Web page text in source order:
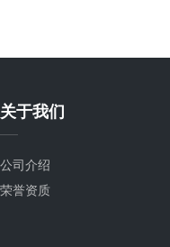
关于我们
公司介绍
荣誉资质